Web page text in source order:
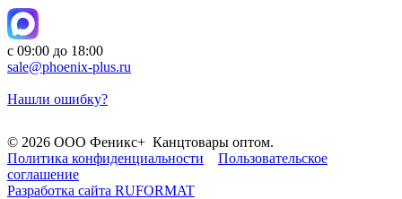
с 09:00 до 18:00
sale@phoenix-plus.ru
Нашли ошибку?
© 2026 ООО Феникс+ Канцтовары оптом.
Политика конфиденциальности
Пользовательское
соглашение
Разработка сайта RUFORMAT